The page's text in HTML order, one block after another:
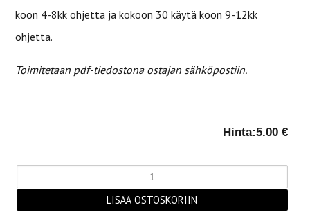
koon 4-8kk ohjetta ja kokoon 30 käytä koon 9-12kk
ohjetta.
Toimitetaan pdf-tiedostona ostajan sähköpostiin.
Hinta:5.00 €